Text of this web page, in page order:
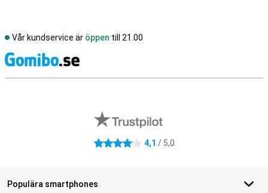
Vår kundservice är öppen till 21.00
4.1 stjärnor 4,1 / 5,0
Populära smartphones